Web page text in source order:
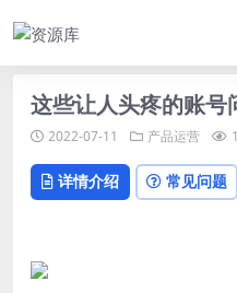
这些让人头疼的账号
2022-07-11 产品运营
详情介绍 常见问题